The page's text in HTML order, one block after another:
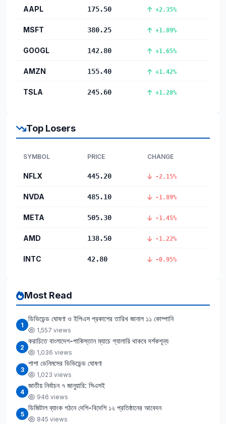
AAPL 175.50 +2.35%
MSFT 380.25 +1.89%
GOOGL 142.80 +1.65%
AMZN 155.40 +1.42%
TSLA 245.60 +1.28%
Top Losers
SYMBOL PRICE CHANGE
NFLX 445.20 -2.15%
NVDA 485.10 -1.89%
META 505.30 -1.45%
AMD 138.50 -1.22%
INTC 42.80 -0.95%
Most Read
1
ডিভিডেন্ড ঘোষণা ও ইপিএস প্রকাশের তারিখ জানাল ১১ কোম্পানি
1,557 views
2
করাচিতে বাংলাদেশ-পাকিস্তান ম্যাচে গ্যালারি থাকবে দর্শকশূন্য
1,036 views
3
শাশা ডেনিমসের ডিভিডেন্ড ঘোষণা
1,023 views
4
জাতীয় নির্বাচন ৭ জানুয়ারি: সিএসই
946 views
5
ডিজিটাল ব্যাংক গঠনে দেশি-বিদেশি ১২ প্রতিষ্ঠানের আবেদন
845 views